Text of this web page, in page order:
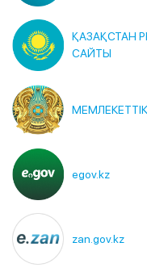
ҚАЗАҚСТАН
САЙТЫ
egov.kz
zan.gov.kz